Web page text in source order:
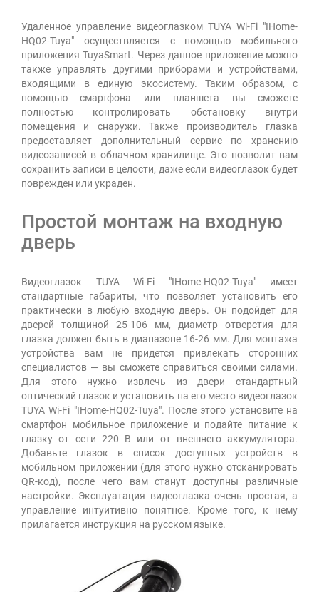
Удаленное управление видеоглазком TUYA Wi-Fi "IHome-
HQ02-Tuya" осуществляется с помощью мобильного
приложения TuyaSmart. Через данное приложение можно
также управлять другими приборами и устройствами,
входящими в единую экосистему. Таким образом, с
помощью смартфона или планшета вы сможете
полностью контролировать обстановку внутри
помещения и снаружи. Также производитель глазка
предоставляет дополнительный сервис по хранению
видеозаписей в облачном хранилище. Это позволит вам
сохранить записи в целости, даже если видеоглазок будет
поврежден или украден.
Простой монтаж на входную
дверь
Видеоглазок TUYA Wi-Fi "IHome-HQ02-Tuya" имеет
стандартные габариты, что позволяет установить его
практически в любую входную дверь. Он подойдет для
дверей толщиной 25-106 мм, диаметр отверстия для
глазка должен быть в диапазоне 16-26 мм. Для монтажа
устройства вам не придется привлекать сторонних
специалистов — вы сможете справиться своими силами.
Для этого нужно извлечь из двери стандартный
оптический глазок и установить на его место видеоглазок
TUYA Wi-Fi "IHome-HQ02-Tuya". После этого установите на
смартфон мобильное приложение и подайте питание к
глазку от сети 220 В или от внешнего аккумулятора.
Добавьте глазок в список доступных устройств в
мобильном приложении (для этого нужно отсканировать
QR-код), после чего вам станут доступны различные
настройки. Эксплуатация видеоглазка очень простая, а
управление интуитивно понятное. Кроме того, к нему
прилагается инструкция на русском языке.